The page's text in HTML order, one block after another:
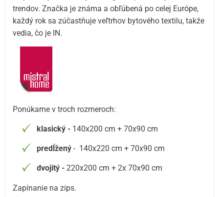
trendov. Značka je známa a obľúbená po celej Európe,
každý rok sa zúčastňuje veľtrhov bytového textilu, takže
vedia, čo je IN.
Ponúkame v troch rozmeroch:
klasický - 140x200 cm + 70x90 cm
predĺžený - 140x220 cm + 70x90 cm
dvojitý - 220x200 cm + 2x 70x90 cm
Zapínanie na zips.